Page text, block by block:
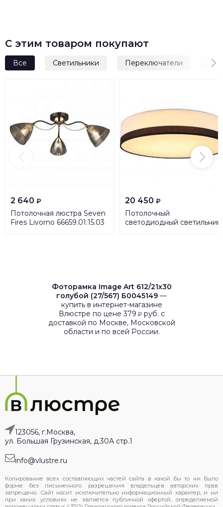
С этим товаром покупают
Все Светильники Переключатели
2 640 ₽
Потолочная люстра Seven
Fires Livorno 66659.01.15.03
20 450 ₽
Потолочный
светодиодный светильник
Фоторамка Image Art 612/21х30
голубой (27/567) Б0045149 —
купить в интернет-магазине
Влюстре по цене 379 ₽руб. с
доставкой по Москве, Московской
области и по всей России.
123056, г.Москва,
ул. Большая Грузинская, д.30А стр.1
info@vlustre.ru
Копирование всех составляющих частей сайта в какой бы то ни было
форме без письменного разрешения владельцев авторских прав
запрещено. Сайт носит исключительно информационный характер, и ни
при каких условиях не является публичной офертой, определяемой